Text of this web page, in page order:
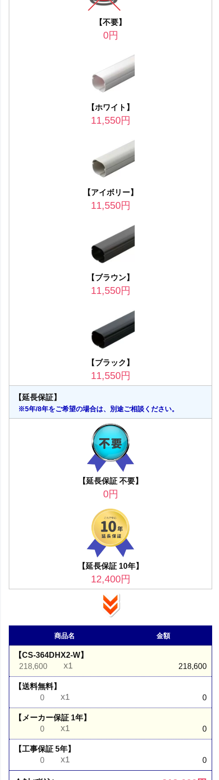
【不要】
0円
【ホワイト】
11,550円
【アイボリー】
11,550円
【ブラウン】
11,550円
【ブラック】
11,550円
【延長保証】
※5年/8年をご希望の場合は、別途ご相談ください。
【延長保証 不要】
0円
【延長保証 10年】
12,400円
商品名 金額
【CS-364DHX2-W】
218,600
x1 218,600
【送料無料】
0
x1 0
【メーカー保証 1年】
0
x1 0
【工事保証 5年】
0
x1 0